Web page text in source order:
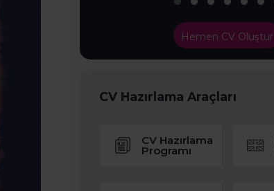
Hemen CV Oluştur
CV Hazırlama Araçları
CV Hazırlama
Programı